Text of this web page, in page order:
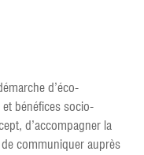
d’éco-
bénéfices socio-
d’accompagner la
communiquer auprès